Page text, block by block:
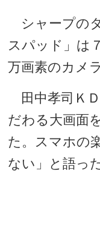
シャープの
スパッド」は
万画素のカメ
田中孝司Ｋ
だわる大画面
た。スマホの
ない」と語った